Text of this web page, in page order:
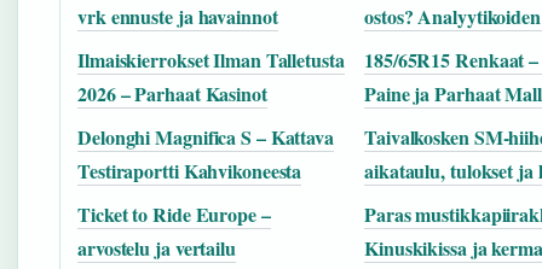
vrk ennuste ja havainnot
ostos?
Ilmaiskierrokset Ilman Talletusta
2026 – Parhaat Kasinot
185/65R15 Renkaat
Paine ja Parhaat
Delonghi Magnifica S – Kattava
Testiraportti Kahvikoneesta
Taivalkosken SM-
aikataulu, tulokset
Ticket to Ride Europe –
arvostelu ja vertailu
Paras
Kinuskikissa ja